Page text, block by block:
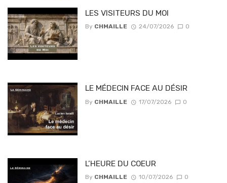
LES VISITEURS DU MOI
By CHMAILLE 24/07/2026 0
LE MÉDECIN FACE AU DÉSIR
By CHMAILLE 17/07/2026 0
L’HEURE DU COEUR
By CHMAILLE 10/07/2026 0